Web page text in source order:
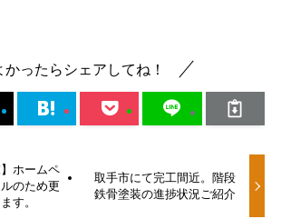
かったらシェアしてね！
】ホームペ
のため更
す。
取手市にて完工間近。階段
鉄骨塗装の進捗状況ご紹介